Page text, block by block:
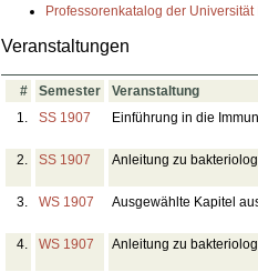
Professorenkatalog der Universität
Veranstaltungen
# Semester
Veranstaltung
1.
SS 1907 Einführung in die
2. SS 1907 Anleitung zu
3. WS 1907 Ausgewählte Kapitel
4. WS 1907 Anleitung zu